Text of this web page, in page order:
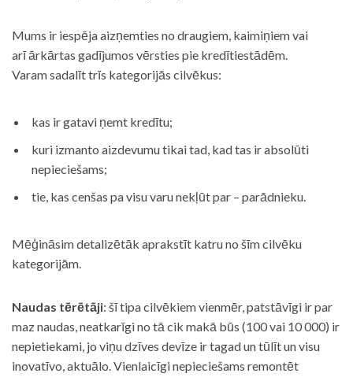
Mums ir iespēja aizņemties no draugiem, kaimiņiem vai
arī ārkārtas gadījumos vērsties pie kredītiestādēm.
Varam sadalīt trīs kategorijās cilvēkus:
kas ir gatavi ņemt kredītu;
kuri izmanto aizdevumu tikai tad, kad tas ir absolūti
nepieciešams;
tie, kas cenšas pa visu varu nekļūt par – parādnieku.
Mēģināsim detalizētāk aprakstīt katru no šīm cilvēku
kategorijām.
Naudas tērētāji: šī tipa cilvēkiem vienmēr, patstāvīgi ir par
maz naudas, neatkarīgi no tā cik makā būs (100 vai 10 000) ir
nepietiekami, jo viņu dzīves devīze ir tagad un tūlīt un visu
inovatīvo, aktuālo. Vienlaicīgi nepieciešams remontēt